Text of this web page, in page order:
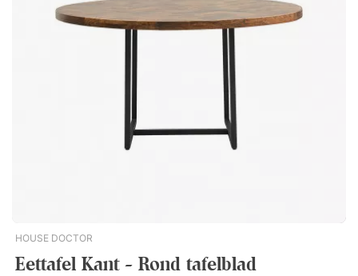
HOUSE DOCTOR
Eettafel Kant - Rond tafelblad